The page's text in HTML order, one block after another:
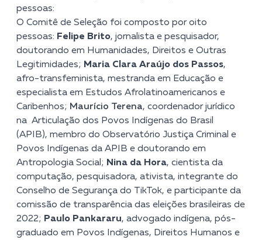
pessoas:
O Comitê de Seleção foi composto por oito
pessoas: Felipe Brito, jornalista e pesquisador,
doutorando em Humanidades, Direitos e Outras
Legitimidades; Maria Clara Araújo dos Passos,
afro-transfeminista, mestranda em Educação e
especialista em Estudos Afrolatinoamericanos e
Caribenhos; Maurício Terena, coordenador jurídico
na Articulação dos Povos Indígenas do Brasil
(APIB), membro do Observatório Justiça Criminal e
Povos Indígenas da APIB e doutorando em
Antropologia Social; Nina da Hora, cientista da
computação, pesquisadora, ativista, integrante do
Conselho de Segurança do TikTok, e participante da
comissão de transparência das eleições brasileiras de
2022; Paulo Pankararu, advogado indígena, pós-
graduado em Povos Indígenas, Direitos Humanos e